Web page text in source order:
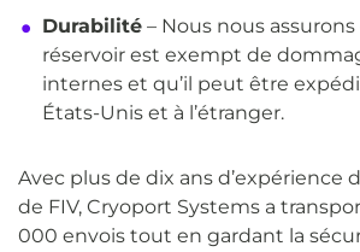
Durabilité – Nous nous
réservoir est exempt de
internes et qu’il peut être
États-Unis et à l’étranger.
Avec plus de dix ans d’expérience
de FIV, Cryoport Systems a
000 envois tout en gardant la